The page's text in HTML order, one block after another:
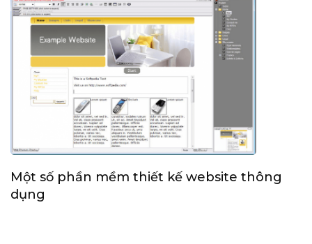
Một số phần mềm thiết kế website thông
dụng